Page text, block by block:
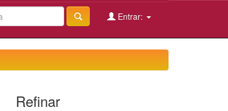
Entrar:
Refinar